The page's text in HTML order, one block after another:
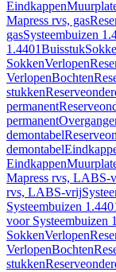
Eindkappen
Mapress rvs, gas
gasSysteembuizen
1.4401Buisstuk
SokkenVerlopen
VerlopenBochten
stukken
permanent
permanent
demontabel
demontabel
Eindkappen
Mapress rvs, LABS-
rvs, LABS-vrij
Systeembuizen
voor Systeembuizen
SokkenVerlopen
VerlopenBochten
stukken